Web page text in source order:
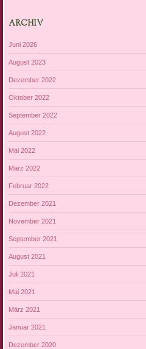
ARCHIV
Juni 2026
August 2023
Dezember 2022
Oktober 2022
September 2022
August 2022
Mai 2022
März 2022
Februar 2022
Dezember 2021
November 2021
September 2021
August 2021
Juli 2021
Mai 2021
März 2021
Januar 2021
Dezember 2020